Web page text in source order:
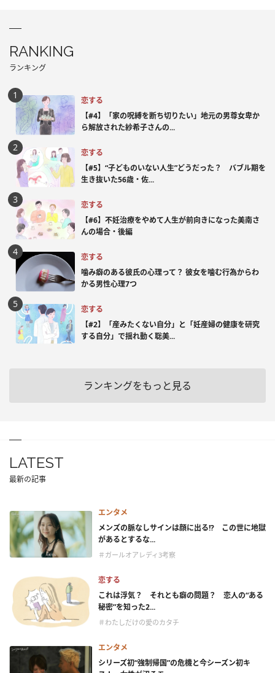
RANKING
ランキング
恋する
【#4】「家の呪縛を断ち切りたい」地元の男尊女卑か
ら解放された紗希子さんの...
恋する
【#5】“子どものいない人生”どうだった？ バブル期を
生き抜いた56歳・佐...
恋する
【#6】不妊治療をやめて人生が前向きになった美南さ
んの場合・後編
恋する
噛み癖のある彼氏の心理って？ 彼女を噛む行為からわ
かる男性心理7つ
恋する
【#2】「産みたくない自分」と「妊産婦の健康を研究
する自分」で揺れ動く聡美...
ランキングをもっと見る
LATEST
最新の記事
エンタメ
メンズの脈なしサインは顔に出る!? この世に地獄
があるとするな...
＃ガールオアレディ3考察
恋する
これは浮気？ それとも癖の問題？ 恋人の“ある
秘密”を知った2...
＃わたしだけの愛のカタチ
エンタメ
シリーズ初“強制帰国”の危機と今シーズン初キ